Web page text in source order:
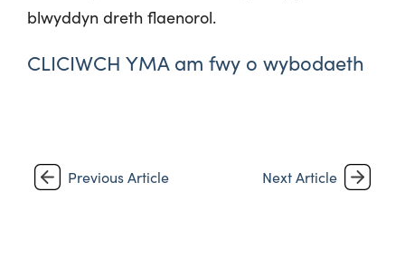
blwyddyn dreth flaenorol.
CLICIWCH YMA am fwy o wybodaeth
Previous Article Next Article